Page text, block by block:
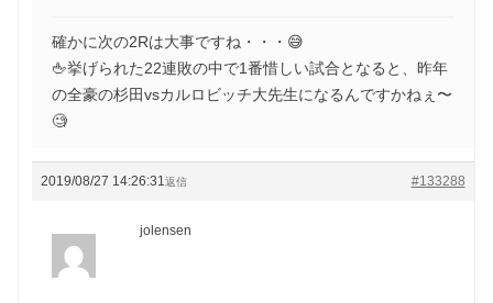
確かに次の2Rは大事ですね・・・😅
🖕挙げられた22連敗の中で1番惜しい試合となると、昨年
の全豪の杉田vsカルロビッチ大先生になるんですかねぇ〜
🧐
2019/08/27 14:26:31 #133288
返信
jolensen